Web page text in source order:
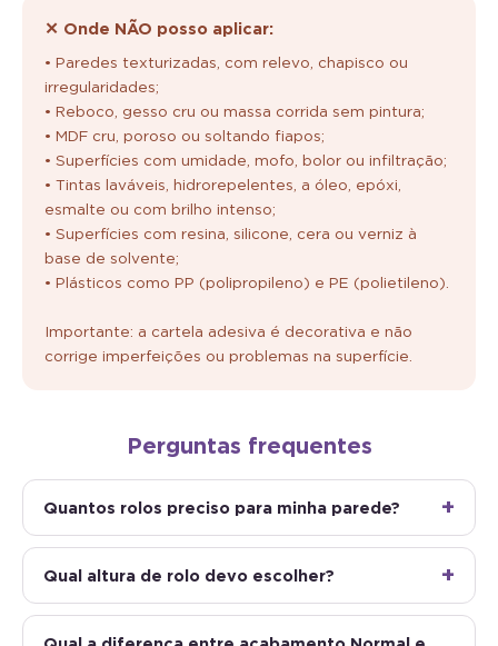
✕ Onde NÃO posso aplicar:
• Paredes texturizadas, com relevo, chapisco ou
irregularidades;
• Reboco, gesso cru ou massa corrida sem pintura;
• MDF cru, poroso ou soltando fiapos;
• Superfícies com umidade, mofo, bolor ou infiltração;
• Tintas laváveis, hidrorepelentes, a óleo, epóxi,
esmalte ou com brilho intenso;
• Superfícies com resina, silicone, cera ou verniz à
base de solvente;
• Plásticos como PP (polipropileno) e PE (polietileno).
Importante: a cartela adesiva é decorativa e não
corrige imperfeições ou problemas na superfície.
Perguntas frequentes
Quantos rolos preciso para minha parede?
Qual altura de rolo devo escolher?
Qual a diferença entre acabamento Normal e